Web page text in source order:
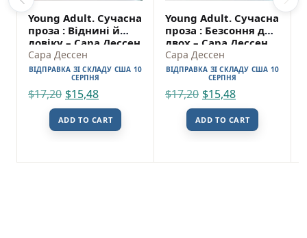
Young Adult. Сучасна
проза : Віднині й
довіку – Сара Дессен
Сара Дессен
ВІДПРАВКА ЗІ СКЛАДУ США 10
СЕРПНЯ
$17,20 $15,48
ADD TO CART
Young Adult. Сучасна
проза : Безсоння для
двох – Сара Дессен
Сара Дессен
ВІДПРАВКА ЗІ СКЛАДУ США 10
СЕРПНЯ
$17,20 $15,48
ADD TO CART